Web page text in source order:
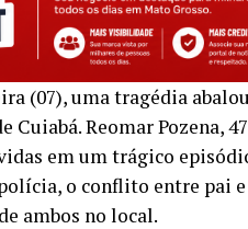
(07), uma tragédia
Cuiabá. Reomar Pozena,
em um trágico
o conflito entre
ambos no local.